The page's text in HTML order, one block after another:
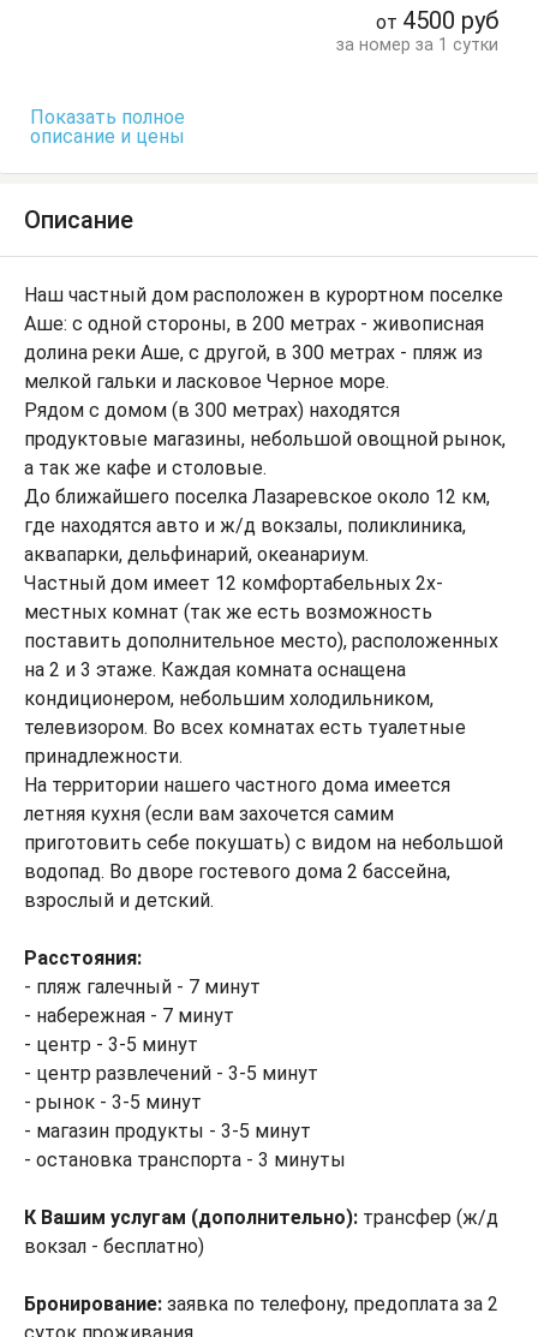
от 4500 руб
за номер за 1 сутки
Показать полное
описание и цены
Описание
Наш частный дом расположен в курортном поселке
Аше: с одной стороны, в 200 метрах - живописная
долина реки Аше, с другой, в 300 метрах - пляж из
мелкой гальки и ласковое Черное море.
Рядом с домом (в 300 метрах) находятся
продуктовые магазины, небольшой овощной рынок,
а так же кафе и столовые.
До ближайшего поселка Лазаревское около 12 км,
где находятся авто и ж/д вокзалы, поликлиника,
аквапарки, дельфинарий, океанариум.
Частный дом имеет 12 комфортабельных 2х-
местных комнат (так же есть возможность
поставить дополнительное место), расположенных
на 2 и 3 этаже. Каждая комната оснащена
кондиционером, небольшим холодильником,
телевизором. Во всех комнатах есть туалетные
принадлежности.
На территории нашего частного дома имеется
летняя кухня (если вам захочется самим
приготовить себе покушать) с видом на небольшой
водопад. Во дворе гостевого дома 2 бассейна,
взрослый и детский.
Расстояния:
- пляж галечный - 7 минут
- набережная - 7 минут
- центр - 3-5 минут
- центр развлечений - 3-5 минут
- рынок - 3-5 минут
- магазин продукты - 3-5 минут
- остановка транспорта - 3 минуты
К Вашим услугам (дополнительно): трансфер (ж/д
вокзал - бесплатно)
Бронирование: заявка по телефону, предоплата за 2